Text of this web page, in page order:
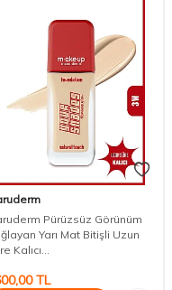
Pürüzsüz Görünüm
Yarı Mat Bitişli Uzun
Kalıcı...
TL